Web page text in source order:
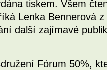
tiskem. Všem
Lenka Bennerová
další zajímavé
Fórum 50%,